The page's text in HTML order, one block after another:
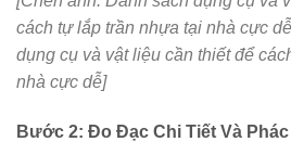
cách tự lắp trần nhựa tại nhà cực
dụng cụ và vật liệu cần thiết để
nhà cực dễ]
Bước 2: Đo Đạc Chi Tiết Và